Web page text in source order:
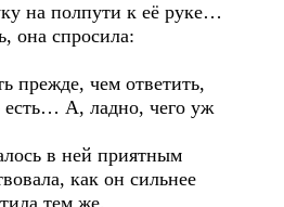
на полпути к её руке…
она спросила:
прежде, чем ответить,
есть… А, ладно, чего уж
в ней приятным
как он сильнее
тем же.